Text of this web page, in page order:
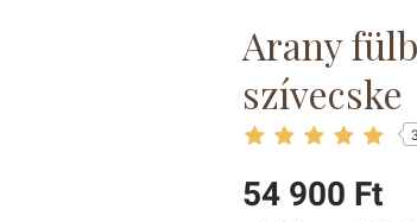
Arany
szívecske
54 900 Ft